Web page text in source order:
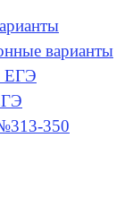
варианты
ЕГЭ
350